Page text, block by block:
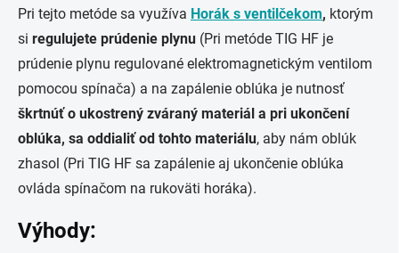
Pri tejto metóde sa využíva Horák s ventilčekom, ktorým
si regulujete prúdenie plynu (Pri metóde TIG HF je
prúdenie plynu regulované elektromagnetickým ventilom
pomocou spínača) a na zapálenie oblúka je nutnosť
škrtnúť o ukostrený zváraný materiál a pri ukončení
oblúka, sa oddialiť od tohto materiálu, aby nám oblúk
zhasol (Pri TIG HF sa zapálenie aj ukončenie oblúka
ovláda spínačom na rukoväti horáka).
Výhody: